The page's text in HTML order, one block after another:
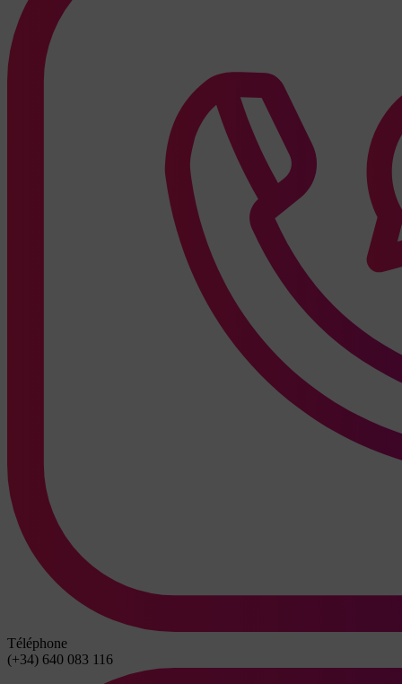
Téléphone
(+34) 640 083 116